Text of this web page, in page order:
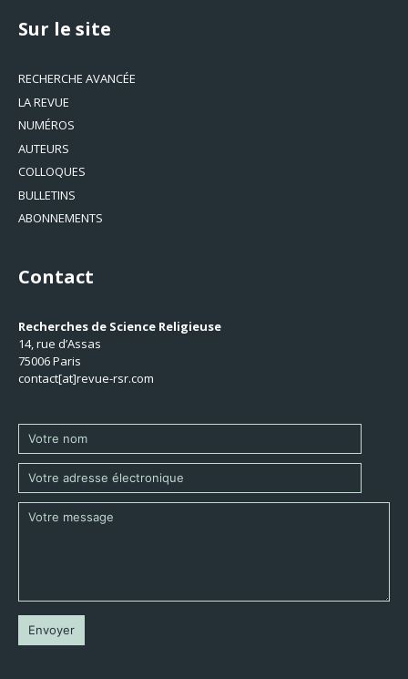
Sur le site
RECHERCHE AVANCÉE
LA REVUE
NUMÉROS
AUTEURS
COLLOQUES
BULLETINS
ABONNEMENTS
Contact
Recherches de Science Religieuse
14, rue d’Assas
75006 Paris
contact[at]revue-rsr.com